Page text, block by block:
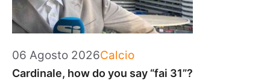
06 Agosto 2026Categorie
Calcio
Cardinale, how do you say “fai 31”?